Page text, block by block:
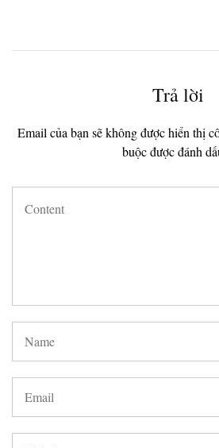
Trả lời
Email của bạn sẽ không được hiển thị
buộc được đánh